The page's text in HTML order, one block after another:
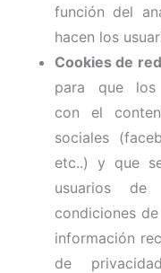
función del
hacen los
Cookies de
para que los
con el
sociales
etc..) y que
usuarios de
condiciones
información
de